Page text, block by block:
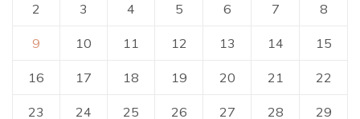
2 3 4 5 6 7 8
9 10 11 12 13 14 15
16 17 18 19 20 21 22
23 24 25 26 27 28 29